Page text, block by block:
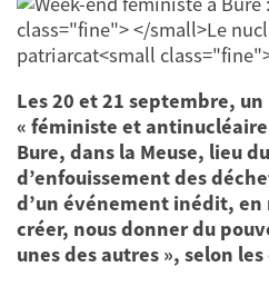
Les 20 et 21 septembre,
« féministe et
Bure, dans la Meuse, lieu
d’enfouissement des
d’un événement inédit,
créer, nous donner du
unes des autres », selon